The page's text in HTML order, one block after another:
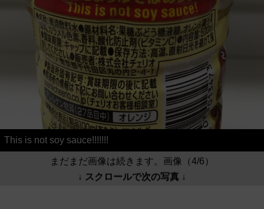
This is not soy sauce!!!!!!!
まだまだ画像は続きます。画像（4/6）
↓ スクロールで次の写真 ↓